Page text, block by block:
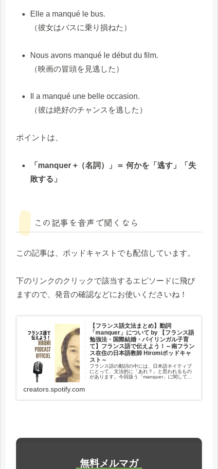
Elle a manqué le bus.
（彼女はバスに乗り損ねた）
Nous avons manqué le début du film.
（映画の冒頭を見逃した）
Il a manqué une belle occasion.
（彼は絶好のチャンスを逃した）
ポイントは、
「manquer +（名詞）」＝ 何かを「逃す」「失
敗する」
この記事を音声で聞くなら
この記事は、ポッドキャストでも配信しています。
下のリンクのクリックで該当するエピソードに飛び
ますので、発音の確認などにお使いくださいね！
【フランス語文法まとめ】動詞
「manquer」について by 【フランス語
勉強法・国際結婚・バイリンガル子育
て】フランス語で伝えよう！～南フラン
ス在住の日本語教師 Hiromiポッドキャ
スト～
フランス語の動詞の中には、日本語ネイティブ
にとって、文法的に「あれ？」と思われるもの
があります。今回扱う「manquer」に関して
creators.spotify.com
無料メルマガ